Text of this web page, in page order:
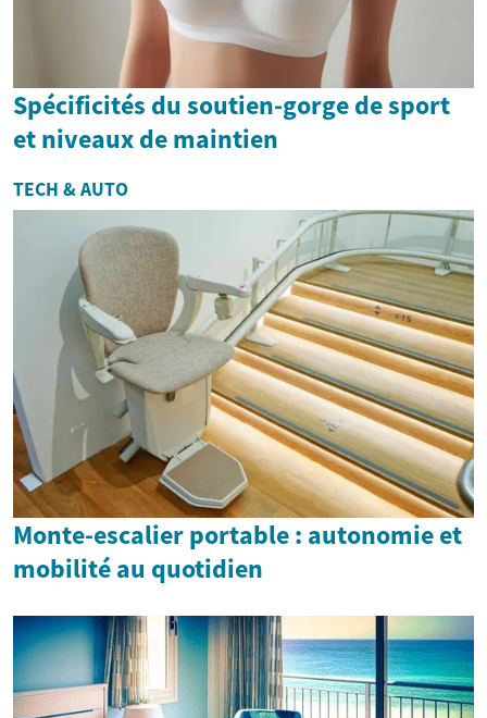
Spécificités du soutien-gorge de sport
et niveaux de maintien
TECH & AUTO
Monte-escalier portable : autonomie et
mobilité au quotidien